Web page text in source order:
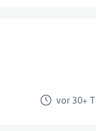
vor 30+ T